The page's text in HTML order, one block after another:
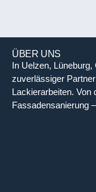
ÜBER UNS
In Uelzen,
zuverlässiger
Lackierarbeiten. Von
Fassadensanierung